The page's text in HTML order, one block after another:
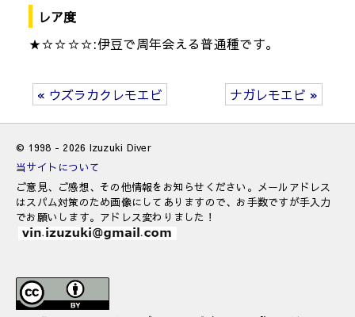
レア度
★☆☆☆☆:伊豆で周年会える普通種です。
« ウズラカクレモエビ ナガレモエビ »
© 1998 - 2026 Izuzuki Diver
当サイトについて
ご意見、ご感想、その他情報をお知らせください。メールアドレス
はスパム対策のため画像にしてありますので、お手数ですが手入力
でお願いします。アドレス変わりました！